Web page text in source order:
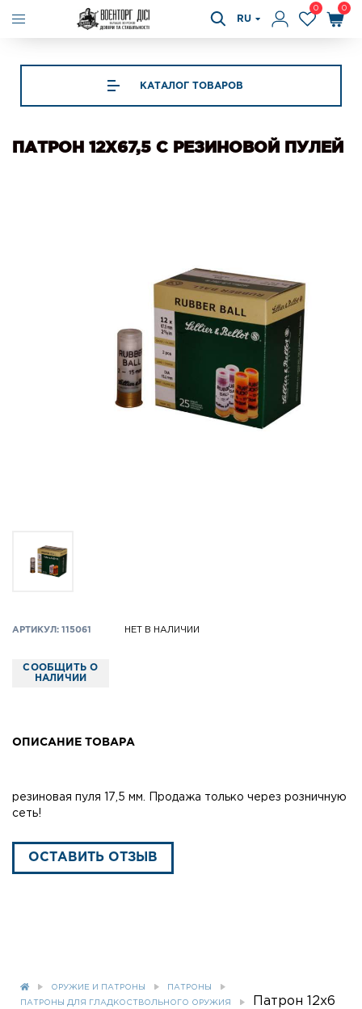
RU
0 0
КАТАЛОГ ТОВАРОВ
ПАТРОН 12X67,5 С РЕЗИНОВОЙ ПУЛЕЙ
АРТИКУЛ: 115061 НЕТ В НАЛИЧИИ
СООБЩИТЬ О
НАЛИЧИИ
ОПИСАНИЕ ТОВАРА
резиновая пуля 17,5 мм. Продажа только через розничную
сеть!
ОСТАВИТЬ ОТЗЫВ
ОРУЖИЕ И ПАТРОНЫ ПАТРОНЫ
ПАТРОНЫ ДЛЯ ГЛАДКОСТВОЛЬНОГО ОРУЖИЯ
Патрон 12x6